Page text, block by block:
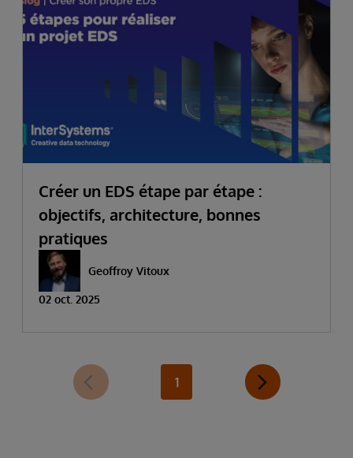
Créer un EDS étape par étape :
objectifs, architecture, bonnes
pratiques
Geoffroy Vitoux
02 oct. 2025
1